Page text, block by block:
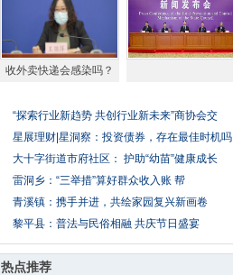
收外卖快递会感染吗？
“探索行业新趋势 共创行业新未来”商协会交
星展理财|星洞察：投资债券，存在最佳时机吗
大十字街道市府社区： 护助“幼苗”健康成长
雷洞乡：“三举措”算好群众收入账 帮
青溪镇：携手并进，共绘家园复兴新画卷
黎平县：普法与民俗相融 共庆节日盛宴
热点推荐